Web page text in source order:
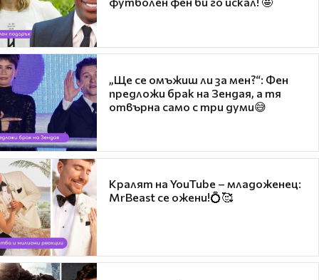
„Ще се омъжиш ли за мен?“: Фен
предложи брак на Зендая, а тя
отвърна само с три думи😅
Кралят на YouTube – младоженец:
MrBeast се ожени!💍🥰